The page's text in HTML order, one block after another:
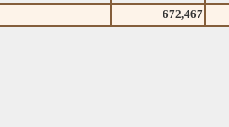
672,467